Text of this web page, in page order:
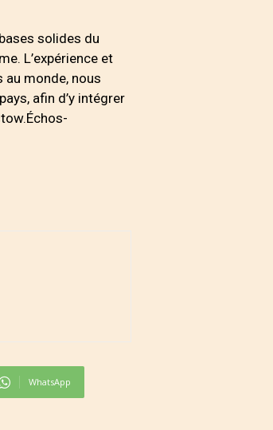
solides du
L’expérience et
au monde, nous
afin d’y intégrer
WhatsApp